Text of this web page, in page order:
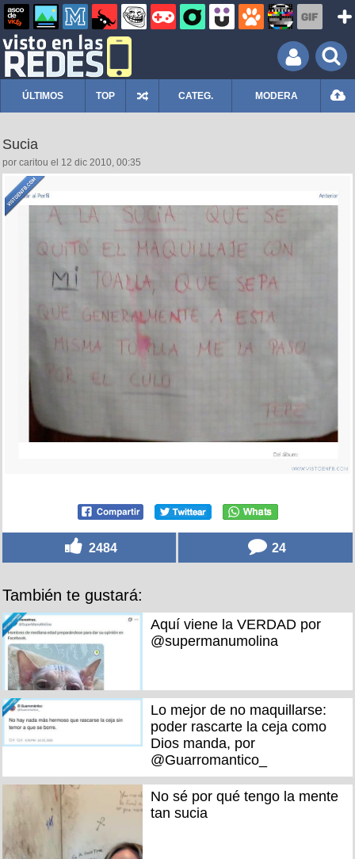
ÚLTIMOS TOP CATEG. MODERA
Sucia
por caritou el 12 dic 2010, 00:35
2484 24
También te gustará:
Aquí viene la VERDAD por
@supermanumolina
Lo mejor de no maquillarse:
poder rascarte la ceja como
Dios manda, por
@Guarromantico_
No sé por qué tengo la mente
tan sucia